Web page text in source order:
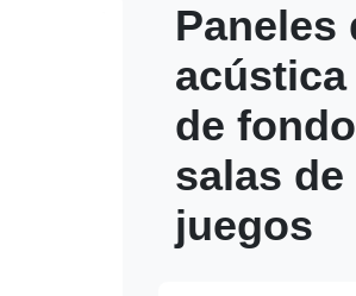
Paneles
de
salas
juegos